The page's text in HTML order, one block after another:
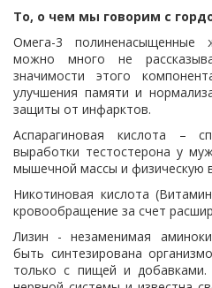
То, о чем мы говорим с
Омега-3
можно много не
значимости этого
улучшения памяти и
защиты от инфарктов.
Аспарагиновая кислота –
выработки тестостерона у
мышечной массы и физическую
Никотиновая кислота
кровообращение за счет
Лизин - незаменимая
быть синтезирована
только с пищей и